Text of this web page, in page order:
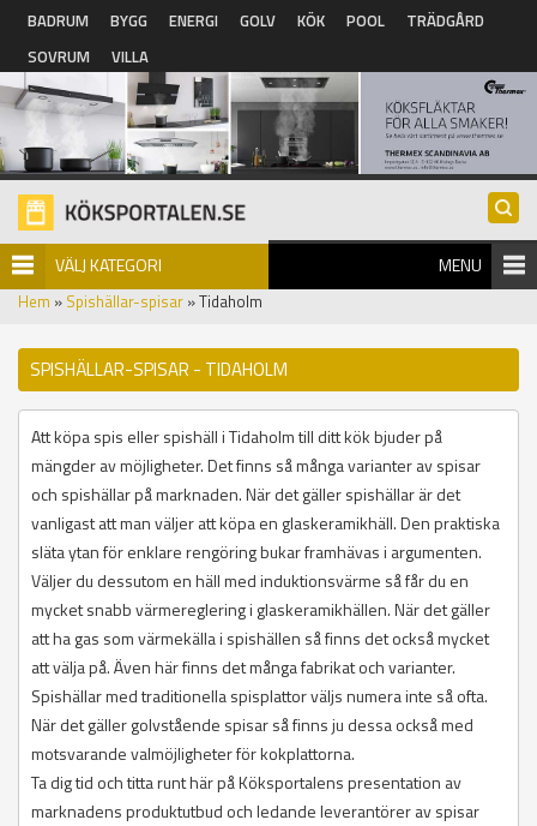
Hoppa till huvudinnehåll
BADRUM BYGG ENERGI GOLV KÖK POOL
TRÄDGÅRD
SOVRUM
VILLA
VÄLJ KATEGORI MENU
Hem » Spishällar-spisar » Tidaholm
SPISHÄLLAR-SPISAR - TIDAHOLM
Att köpa spis eller spishäll i Tidaholm till ditt kök bjuder på
mängder av möjligheter. Det finns så många varianter av spisar
och spishällar på marknaden. När det gäller spishällar är det
vanligast att man väljer att köpa en glaskeramikhäll. Den praktiska
släta ytan för enklare rengöring bukar framhävas i argumenten.
Väljer du dessutom en häll med induktionsvärme så får du en
mycket snabb värmereglering i glaskeramikhällen. När det gäller
att ha gas som värmekälla i spishällen så finns det också mycket
att välja på. Även här finns det många fabrikat och varianter.
Spishällar med traditionella spisplattor väljs numera inte så ofta.
När det gäller golvstående spisar så finns ju dessa också med
motsvarande valmöjligheter för kokplattorna.
Ta dig tid och titta runt här på Köksportalens presentation av
marknadens produktutbud och ledande leverantörer av spisar